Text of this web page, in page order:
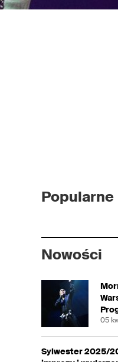
Popularne
Nowości
05
Sylwester 2025/